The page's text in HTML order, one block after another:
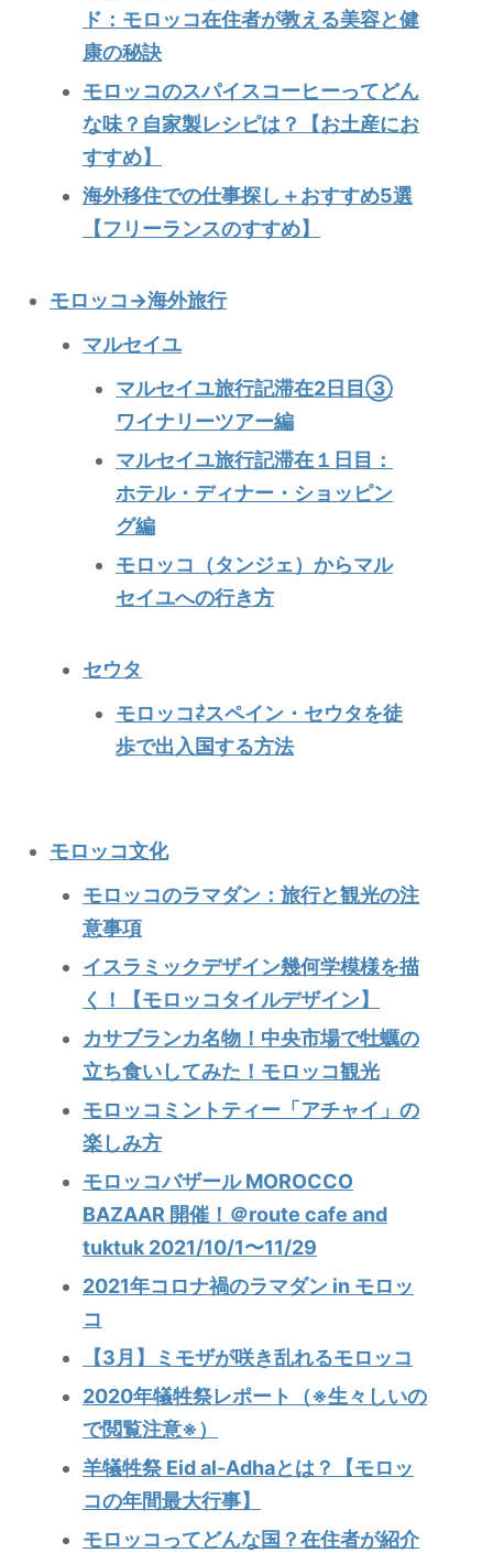
ド：モロッコ在住者が教える美容と健
康の秘訣
モロッコのスパイスコーヒーってどん
な味？自家製レシピは？【お土産にお
すすめ】
海外移住での仕事探し＋おすすめ5選
【フリーランスのすすめ】
モロッコ→海外旅行
マルセイユ
マルセイユ旅行記滞在2日目③
ワイナリーツアー編
マルセイユ旅行記滞在１日目：
ホテル・ディナー・ショッピン
グ編
モロッコ（タンジェ）からマル
セイユへの行き方
セウタ
モロッコ⇄スペイン・セウタを徒
歩で出入国する方法
モロッコ文化
モロッコのラマダン：旅行と観光の注
意事項
イスラミックデザイン幾何学模様を描
く！【モロッコタイルデザイン】
カサブランカ名物！中央市場で牡蠣の
立ち食いしてみた！モロッコ観光
モロッコミントティー「アチャイ」の
楽しみ方
モロッコバザール MOROCCO
BAZAAR 開催！＠route cafe and
tuktuk 2021/10/1〜11/29
2021年コロナ禍のラマダン in モロッ
コ
【3月】ミモザが咲き乱れるモロッコ
2020年犠牲祭レポート（※生々しいの
で閲覧注意※）
羊犠牲祭 Eid al-Adhaとは？【モロッ
コの年間最大行事】
モロッコってどんな国？在住者が紹介